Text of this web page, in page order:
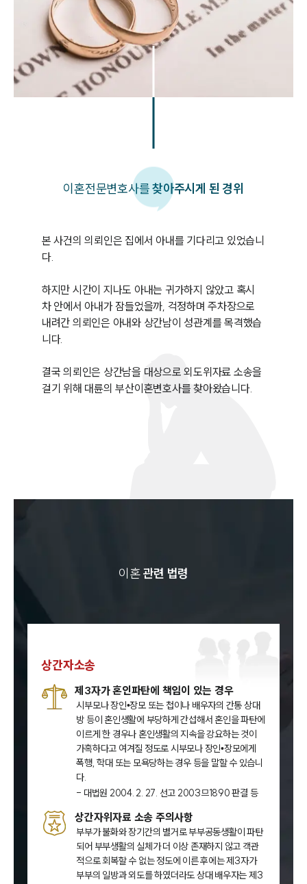
이혼전문변호사를찾아주시게 된 경위
본 사건의 의뢰인은 집에서 아내를 기다리고 있었습니
다.
하지만 시간이 지나도 아내는 귀가하지 않았고 혹시
차 안에서 아내가 잠들었을까, 걱정하며 주차장으로
내려간 의뢰인은 아내와 상간남이 성관계를 목격했습
니다.
결국 의뢰인은 상간남을 대상으로 외도위자료 소송을
걸기 위해 대륜의 부산이혼변호사를 찾아왔습니다.
이혼관련 법령
상간자소송
제3자가 혼인파탄에 책임이 있는 경우
시부모나 장인•장모 또는 첩이나 배우자의 간통 상대
방 등이 혼인생활에 부당하게 간섭해서 혼인을 파탄에
이르게 한 경우나 혼인생활의 지속을 강요하는 것이
가혹하다고 여겨질 정도로 시부모나 장인•장모에게
폭행, 학대 또는 모욕당하는 경우 등을 말할 수 있습니
다.
- 대법원 2004. 2. 27. 선고 2003므1890 판결 등
상간자위자료 소송 주의사항
부부가 불화와 장기간의 별거로 부부공동생활이 파탄
되어 부부생활의 실체가 더 이상 존재하지 않고 객관
적으로 회복할 수 없는 정도에 이른 후에는 제3자가
부부의 일방과 외도를 하였더라도 상대 배우자는 제3